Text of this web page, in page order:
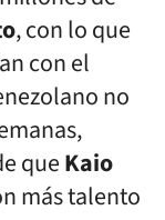
, con lo que
con el
no
queKaio
más talento